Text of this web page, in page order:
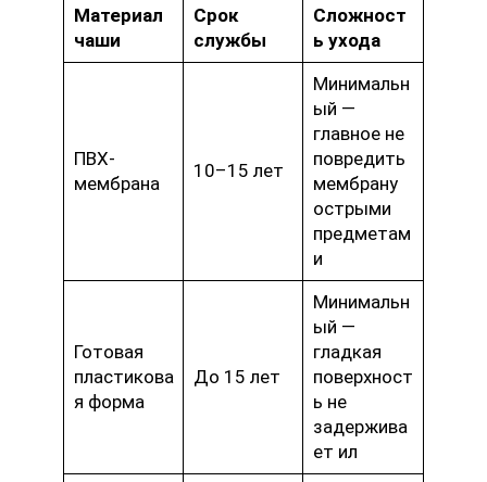
Материал
чаши
Срок
службы
Сложност
ь ухода
ПВХ-
мембрана
10–15 лет
Минимальн
ый —
главное не
повредить
мембрану
острыми
предметам
и
Готовая
пластикова
я форма
До 15 лет
Минимальн
ый —
гладкая
поверхност
ь не
задержива
ет ил